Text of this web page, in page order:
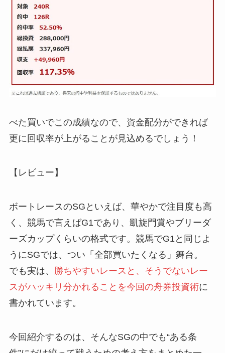
べた買いでこの成績なので、資金配分ができれば
更に回収率が上がることが見込めるでしょう！
【レビュー】
ボートレースのSGといえば、華やかで注目度も高
く、競馬で言えばG1であり、凱旋門賞やブリーダ
ーズカップくらいの格式です。競馬でG1と同じよ
うにSGでは、つい「全部買いたくなる」舞台。
でも実は、 勝ちやすいレースと、そうでないレー
スがハッキリ分かれることを今回の舟券投資術に
書かれています。
今回紹介するのは、そんなSGの中でも“ある条